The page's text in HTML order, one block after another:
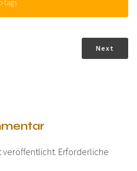
tags
Next
veröffentlicht. Erforderliche